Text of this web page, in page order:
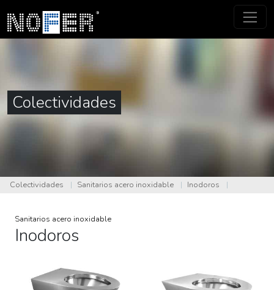
Colectividades
Colectividades | Sanitarios acero inoxidable | Inodoros |
Sanitarios acero inoxidable
Inodoros